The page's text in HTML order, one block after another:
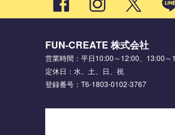
FUN-CREATE 株式会社
営業時間：平日10:00～12:00、13:00～
定休日：水、土、日、祝
登録番号：T6-1803-0102-3767